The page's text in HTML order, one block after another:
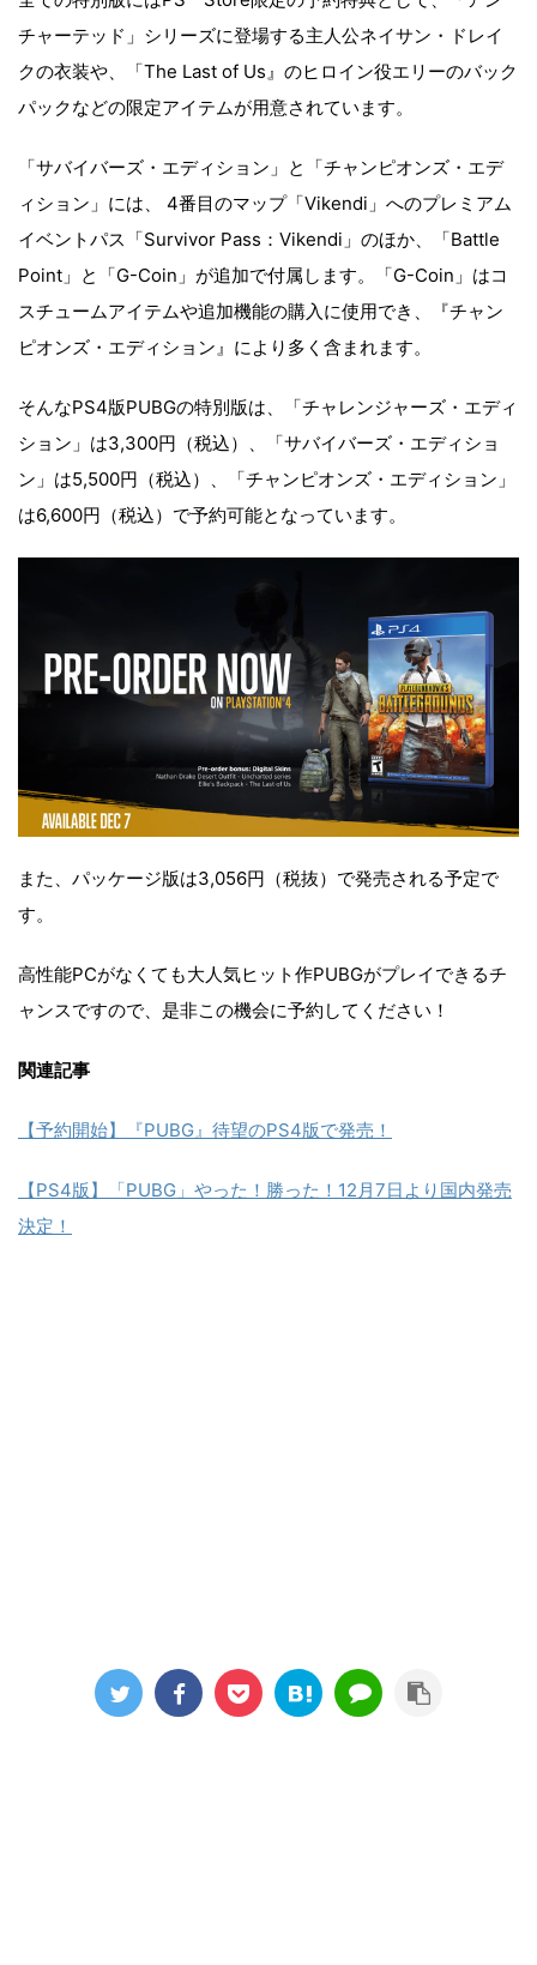
チャーテッド」シリーズに登場する主人公ネイサン・ドレイ
クの衣装や、「The Last of Us』のヒロイン役エリーのバック
パックなどの限定アイテムが用意されています。
「サバイバーズ・エディション」と「チャンピオンズ・エデ
ィション」には、 4番目のマップ「Vikendi」へのプレミアム
イベントパス「Survivor Pass：Vikendi」のほか、「Battle
Point」と「G-Coin」が追加で付属します。「G-Coin」はコ
スチュームアイテムや追加機能の購入に使用でき、『チャン
ピオンズ・エディション』により多く含まれます。
そんなPS4版PUBGの特別版は、「チャレンジャーズ・エディ
ション」は3,300円（税込）、「サバイバーズ・エディショ
ン」は5,500円（税込）、「チャンピオンズ・エディション」
は6,600円（税込）で予約可能となっています。
また、パッケージ版は3,056円（税抜）で発売される予定で
す。
高性能PCがなくても大人気ヒット作PUBGがプレイできるチ
ャンスですので、是非この機会に予約してください！
関連記事
【予約開始】『PUBG』待望のPS4版で発売！
【PS4版】「PUBG」やった！勝った！12月7日より国内発売
決定！